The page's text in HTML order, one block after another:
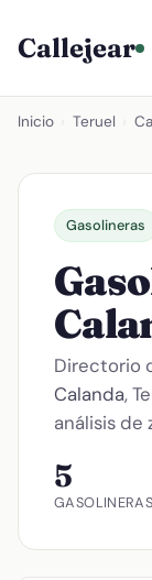
Callejear
Inicio Teruel
Gasolineras
Directorio
Calanda,
análisis de
5
GASOLINERAS